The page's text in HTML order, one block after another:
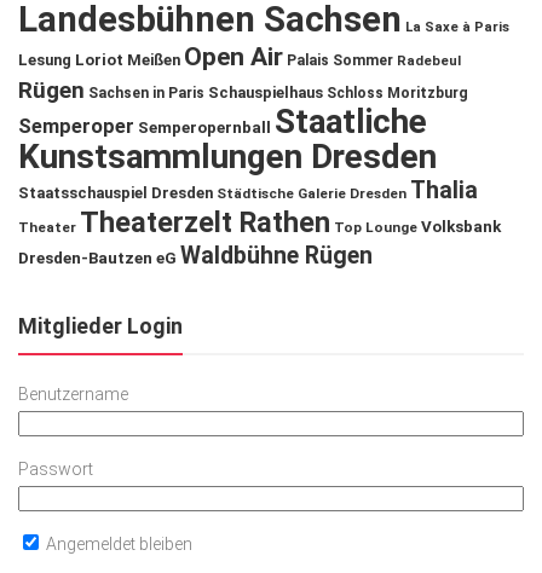
Landesbühnen Sachsen La Saxe à Paris
Lesung Loriot Meißen Open Air Palais Sommer Radebeul
Rügen Sachsen in Paris Schauspielhaus Schloss Moritzburg
Semperoper Semperopernball
Staatliche
Kunstsammlungen Dresden
Staatsschauspiel Dresden Städtische Galerie Dresden Thalia
Theater Theaterzelt Rathen Top Lounge Volksbank
Dresden-Bautzen eG Waldbühne Rügen
Mitglieder Login
Benutzername
Passwort
Angemeldet bleiben